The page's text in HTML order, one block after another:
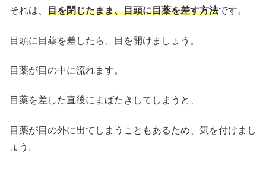
それは、 目を閉じたまま、目頭に目薬を差す方法です。
目頭に目薬を差したら、目を開けましょう。
目薬が目の中に流れます。
目薬を差した直後にまばたきしてしまうと、
目薬が目の外に出てしまうこともあるため、気を付けまし
ょう。